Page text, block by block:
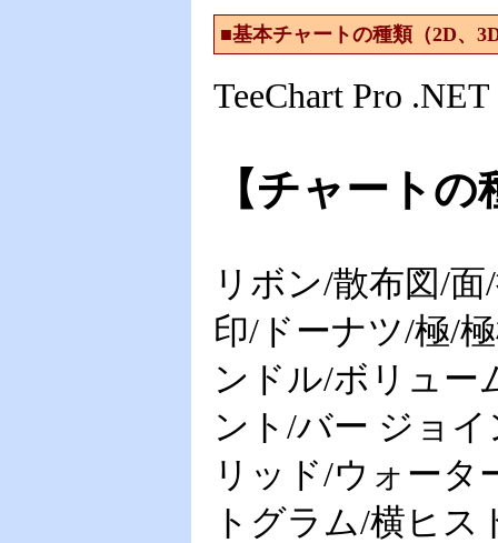
■基本チャートの種類（2D、
TeeChart Pro
【チャートの
リボン/散布図/
印/ドーナツ/極/
ンドル/ボリュー
ント/バー ジョ
リッド/ウォータ
トグラム/横ヒ